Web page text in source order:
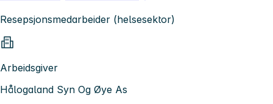
Resepsjonsmedarbeider (helsesektor)
Arbeidsgiver
Hålogaland Syn Og Øye As